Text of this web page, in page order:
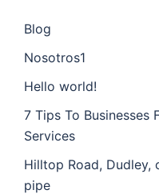
Blog
Nosotros1
Hello world!
7 Tips To Businesses
Services
Hilltop Road,
pipe